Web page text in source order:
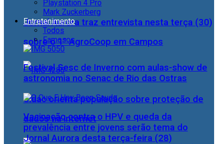
Jornal Aurora traz entrevista nesta terça (30)
sobre o 1° AgroCoop em Campos
Cidac orienta população sobre proteção de
dados na internet
Playstation 4 Pro
Mark Zuckerberg
Entretenimento
Todos
Famosos
Festival Sesc de Inverno com aulas-show de
astronomia no Senac de Rio das Ostras
Vacinação contra o HPV e queda da
prevalência entre jovens serão tema do
Jornal Aurora desta terça-feira (28)